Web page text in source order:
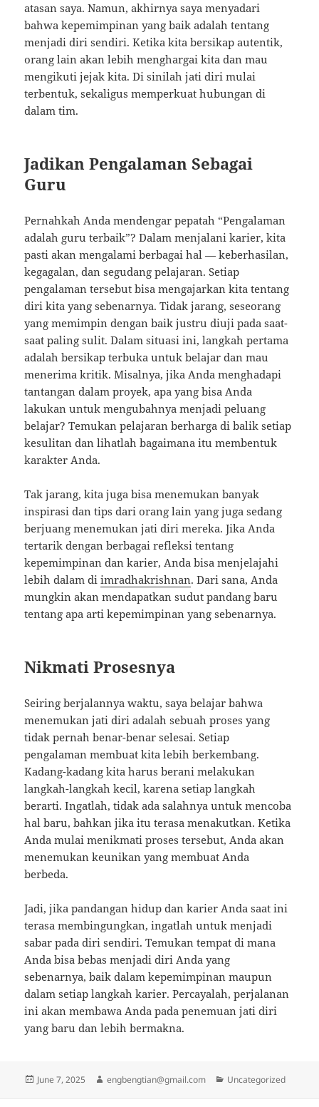
atasan saya. Namun, akhirnya saya menyadari
bahwa kepemimpinan yang baik adalah tentang
menjadi diri sendiri. Ketika kita bersikap autentik,
orang lain akan lebih menghargai kita dan mau
mengikuti jejak kita. Di sinilah jati diri mulai
terbentuk, sekaligus memperkuat hubungan di
dalam tim.
Jadikan Pengalaman Sebagai
Guru
Pernahkah Anda mendengar pepatah “Pengalaman
adalah guru terbaik”? Dalam menjalani karier, kita
pasti akan mengalami berbagai hal — keberhasilan,
kegagalan, dan segudang pelajaran. Setiap
pengalaman tersebut bisa mengajarkan kita tentang
diri kita yang sebenarnya. Tidak jarang, seseorang
yang memimpin dengan baik justru diuji pada saat-
saat paling sulit. Dalam situasi ini, langkah pertama
adalah bersikap terbuka untuk belajar dan mau
menerima kritik. Misalnya, jika Anda menghadapi
tantangan dalam proyek, apa yang bisa Anda
lakukan untuk mengubahnya menjadi peluang
belajar? Temukan pelajaran berharga di balik setiap
kesulitan dan lihatlah bagaimana itu membentuk
karakter Anda.
Tak jarang, kita juga bisa menemukan banyak
inspirasi dan tips dari orang lain yang juga sedang
berjuang menemukan jati diri mereka. Jika Anda
tertarik dengan berbagai refleksi tentang
kepemimpinan dan karier, Anda bisa menjelajahi
lebih dalam diimradhakrishnan. Dari sana, Anda
mungkin akan mendapatkan sudut pandang baru
tentang apa arti kepemimpinan yang sebenarnya.
Nikmati Prosesnya
Seiring berjalannya waktu, saya belajar bahwa
menemukan jati diri adalah sebuah proses yang
tidak pernah benar-benar selesai. Setiap
pengalaman membuat kita lebih berkembang.
Kadang-kadang kita harus berani melakukan
langkah-langkah kecil, karena setiap langkah
berarti. Ingatlah, tidak ada salahnya untuk mencoba
hal baru, bahkan jika itu terasa menakutkan. Ketika
Anda mulai menikmati proses tersebut, Anda akan
menemukan keunikan yang membuat Anda
berbeda.
Jadi, jika pandangan hidup dan karier Anda saat ini
terasa membingungkan, ingatlah untuk menjadi
sabar pada diri sendiri. Temukan tempat di mana
Anda bisa bebas menjadi diri Anda yang
sebenarnya, baik dalam kepemimpinan maupun
dalam setiap langkah karier. Percayalah, perjalanan
ini akan membawa Anda pada penemuan jati diri
yang baru dan lebih bermakna.
Posted
June 7, 2025 Author
engbengtian@gmail.com Categories
Uncategorized